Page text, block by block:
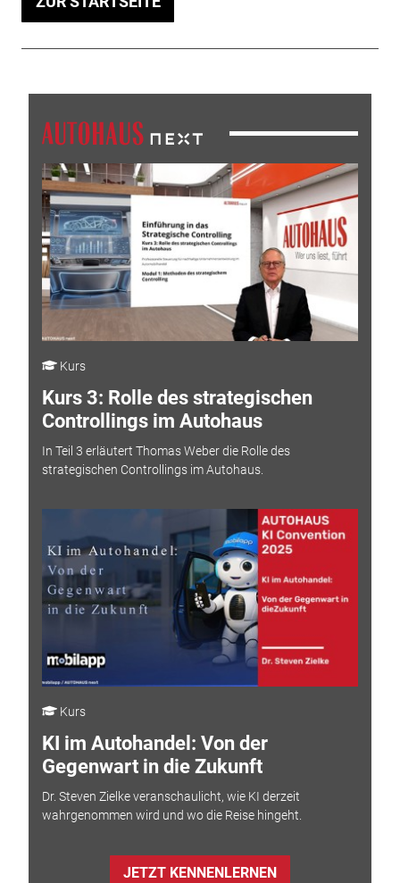
Kurs
Kurs 3: Rolle des strategischen
Controllings im Autohaus
In Teil 3 erläutert Thomas Weber die Rolle des
strategischen Controllings im Autohaus.
Kurs
KI im Autohandel: Von der
Gegenwart in die Zukunft
Dr. Steven Zielke veranschaulicht, wie KI derzeit
wahrgenommen wird und wo die Reise hingeht.
JETZT KENNENLERNEN